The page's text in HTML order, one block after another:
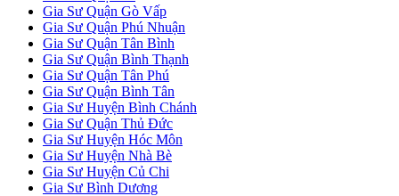
Gia Sư Quận Gò Vấp
Gia Sư Quận Phú Nhuận
Gia Sư Quận Tân Bình
Gia Sư Quận Bình Thạnh
Gia Sư Quận Tân Phú
Gia Sư Quận Bình Tân
Gia Sư Huyện Bình Chánh
Gia Sư Quận Thủ Đức
Gia Sư Huyện Hóc Môn
Gia Sư Huyện Nhà Bè
Gia Sư Huyện Củ Chi
Gia Sư Bình Dương